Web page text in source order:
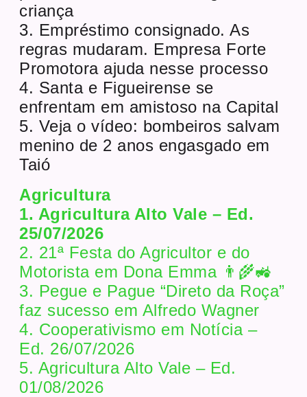
criança
3. Empréstimo consignado. As
regras mudaram. Empresa Forte
Promotora ajuda nesse processo
4. Santa e Figueirense se
enfrentam em amistoso na Capital
5. Veja o vídeo: bombeiros salvam
menino de 2 anos engasgado em
Taió
Agricultura
1. Agricultura Alto Vale – Ed.
25/07/2026
2. 21ª Festa do Agricultor e do
Motorista em Dona Emma 👨‍🌾🚜
3. Pegue e Pague “Direto da Roça”
faz sucesso em Alfredo Wagner
4. Cooperativismo em Notícia –
Ed. 26/07/2026
5. Agricultura Alto Vale – Ed.
01/08/2026